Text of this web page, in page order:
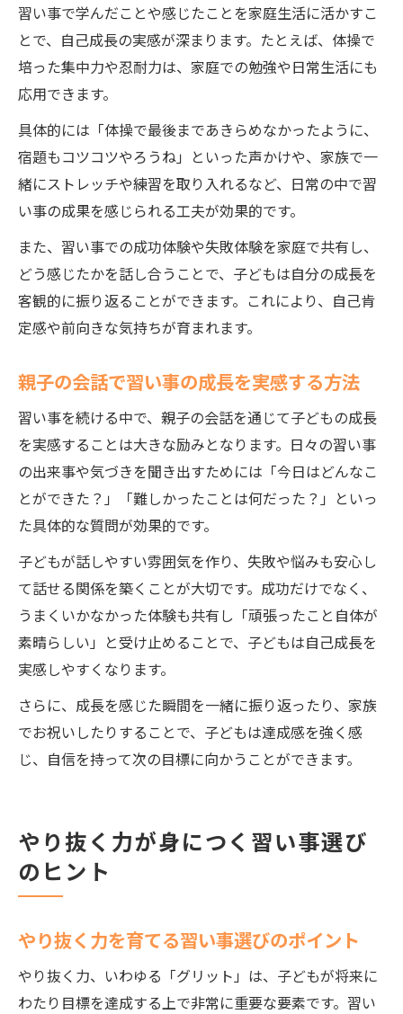
習い事で学んだことや感じたことを家庭生活に活かすこ
とで、自己成長の実感が深まります。たとえば、体操で
培った集中力や忍耐力は、家庭での勉強や日常生活にも
応用できます。
具体的には「体操で最後まであきらめなかったように、
宿題もコツコツやろうね」といった声かけや、家族で一
緒にストレッチや練習を取り入れるなど、日常の中で習
い事の成果を感じられる工夫が効果的です。
また、習い事での成功体験や失敗体験を家庭で共有し、
どう感じたかを話し合うことで、子どもは自分の成長を
客観的に振り返ることができます。これにより、自己肯
定感や前向きな気持ちが育まれます。
親子の会話で習い事の成長を実感する方法
習い事を続ける中で、親子の会話を通じて子どもの成長
を実感することは大きな励みとなります。日々の習い事
の出来事や気づきを聞き出すためには「今日はどんなこ
とができた？」「難しかったことは何だった？」といっ
た具体的な質問が効果的です。
子どもが話しやすい雰囲気を作り、失敗や悩みも安心し
て話せる関係を築くことが大切です。成功だけでなく、
うまくいかなかった体験も共有し「頑張ったこと自体が
素晴らしい」と受け止めることで、子どもは自己成長を
実感しやすくなります。
さらに、成長を感じた瞬間を一緒に振り返ったり、家族
でお祝いしたりすることで、子どもは達成感を強く感
じ、自信を持って次の目標に向かうことができます。
やり抜く力が身につく習い事選び
のヒント
やり抜く力を育てる習い事選びのポイント
やり抜く力、いわゆる「グリット」は、子どもが将来に
わたり目標を達成する上で非常に重要な要素です。習い